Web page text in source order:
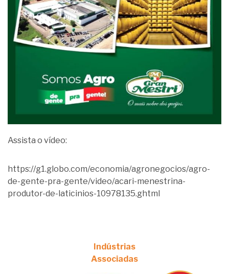
Assista o vídeo:
https://g1.globo.com/economia/agronegocios/agro-
de-gente-pra-gente/video/acari-menestrina-
produtor-de-laticinios-10978135.ghtml
Indústrias
Associadas